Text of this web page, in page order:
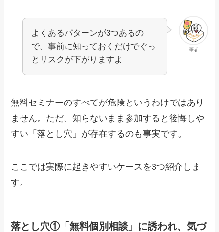
筆者
よくあるパターンが3つあるの
で、事前に知っておくだけでぐっ
とリスクが下がりますよ
無料セミナーのすべてが危険というわけではあり
ません。ただ、知らないまま参加すると後悔しや
すい「落とし穴」が存在するのも事実です。
ここでは実際に起きやすいケースを3つ紹介しま
す。
落とし穴①「無料個別相談」に誘われ、気づ